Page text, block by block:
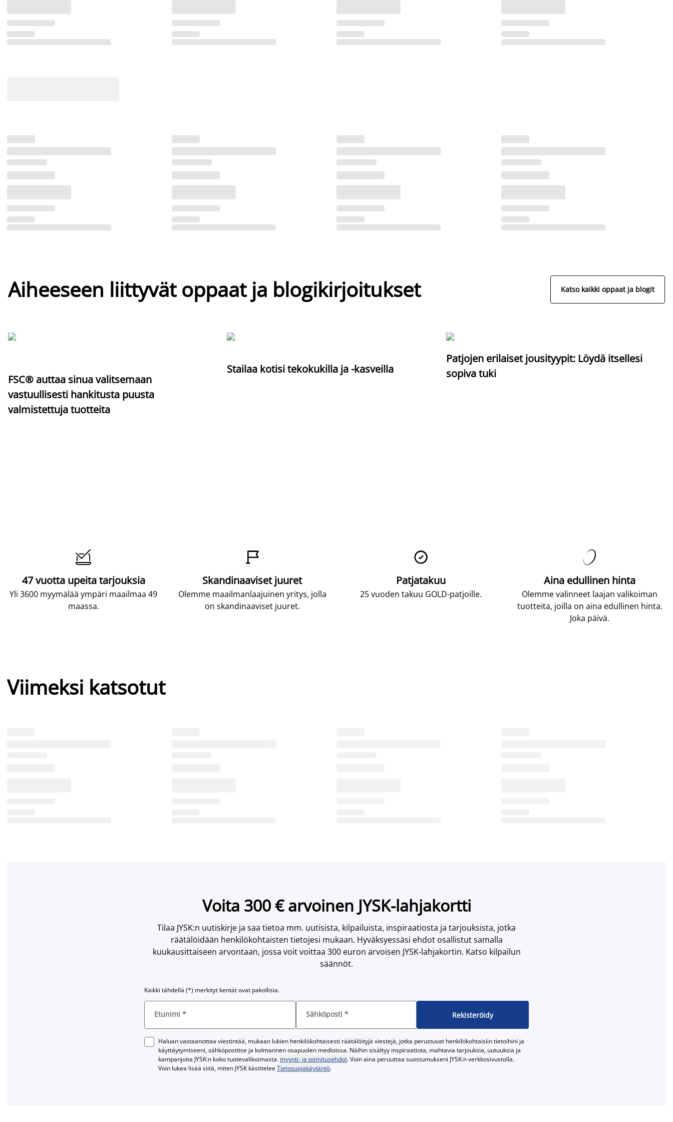
Aiheeseen liittyvät oppaat ja blogikirjoitukset Katso kaikki oppaat ja blogit
FSC® auttaa sinua valitsemaan
vastuullisesti hankitusta puusta
valmistettuja tuotteita
Stailaa kotisi tekokukilla ja -kasveilla
Patjojen erilaiset jousityypit: Löydä itsellesi
sopiva tuki

47 vuotta upeita tarjouksia
Yli 3600 myymälää ympäri maailmaa 49
maassa.

Skandinaaviset juuret
Olemme maailmanlaajuinen yritys, jolla
on skandinaaviset juuret.

Patjatakuu
25 vuoden takuu GOLD-patjoille.

Aina edullinen hinta
Olemme valinneet laajan valikoiman
tuotteita, joilla on aina edullinen hinta.
Joka päivä.
Viimeksi katsotut
Voita 300 € arvoinen JYSK-lahjakortti
Tilaa JYSK:n uutiskirje ja saa tietoa mm. uutisista, kilpailuista, inspiraatiosta ja tarjouksista, jotka
räätälöidään henkilökohtaisten tietojesi mukaan. Hyväksyessäsi ehdot osallistut samalla
kuukausittaiseen arvontaan, jossa voit voittaa 300 euron arvoisen JYSK-lahjakortin. Katso kilpailun
säännöt.
Kaikki tähdellä (*) merkityt kentät ovat pakollisia.
Etunimi * Sähköposti * Rekisteröidy
Haluan vastaanottaa viestintää, mukaan lukien henkilökohtaisesti räätälöityjä viestejä, jotka perustuvat henkilökohtaisiin tietoihini ja
käyttäytymiseeni, sähköpostitse ja kolmannen osapuolen medioissa. Näihin sisältyy inspiraatiota, mahtavia tarjouksia, uutuuksia ja
kampanjoita JYSK:n koko tuotevalikoimasta. myynti- ja toimitusehdot. Voin aina peruuttaa suostumukseni JYSK:n verkkosivustolla.
Voin lukea lisää siitä, miten JYSK käsitteleeTietosuojakäytäntö.